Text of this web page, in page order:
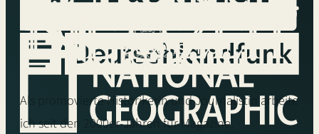
Als promovierte Historikerin und Journalistin arbeite
ich seit den 2000er-Jahren für Magazine,